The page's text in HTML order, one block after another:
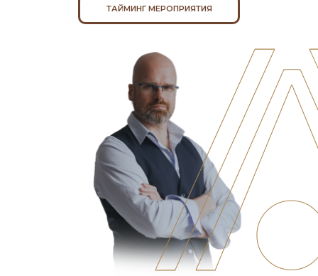
ТАЙМИНГ МЕРОПРИЯТИЯ